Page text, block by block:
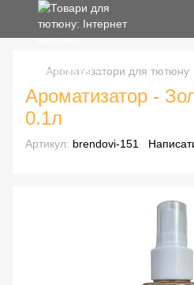
Ароматизатори для тютюну
Ароматизатор -
0.1л
Артикул: brendovi-151